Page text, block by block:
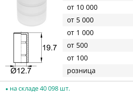
от 10 000
от 5 000
от 1 000
от 500
от 100
розница
на складе 40 098 шт.